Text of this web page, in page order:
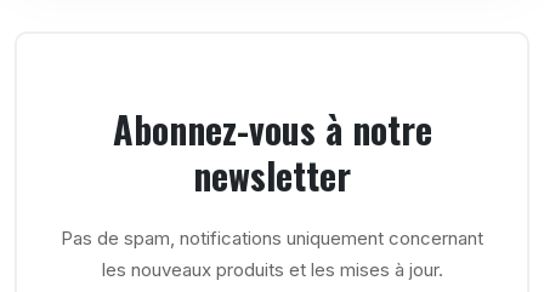
Abonnez-vous à notre
newsletter
Pas de spam, notifications uniquement concernant
les nouveaux produits et les mises à jour.